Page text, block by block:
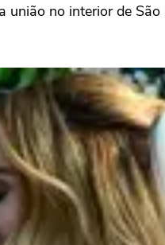
no interior de São